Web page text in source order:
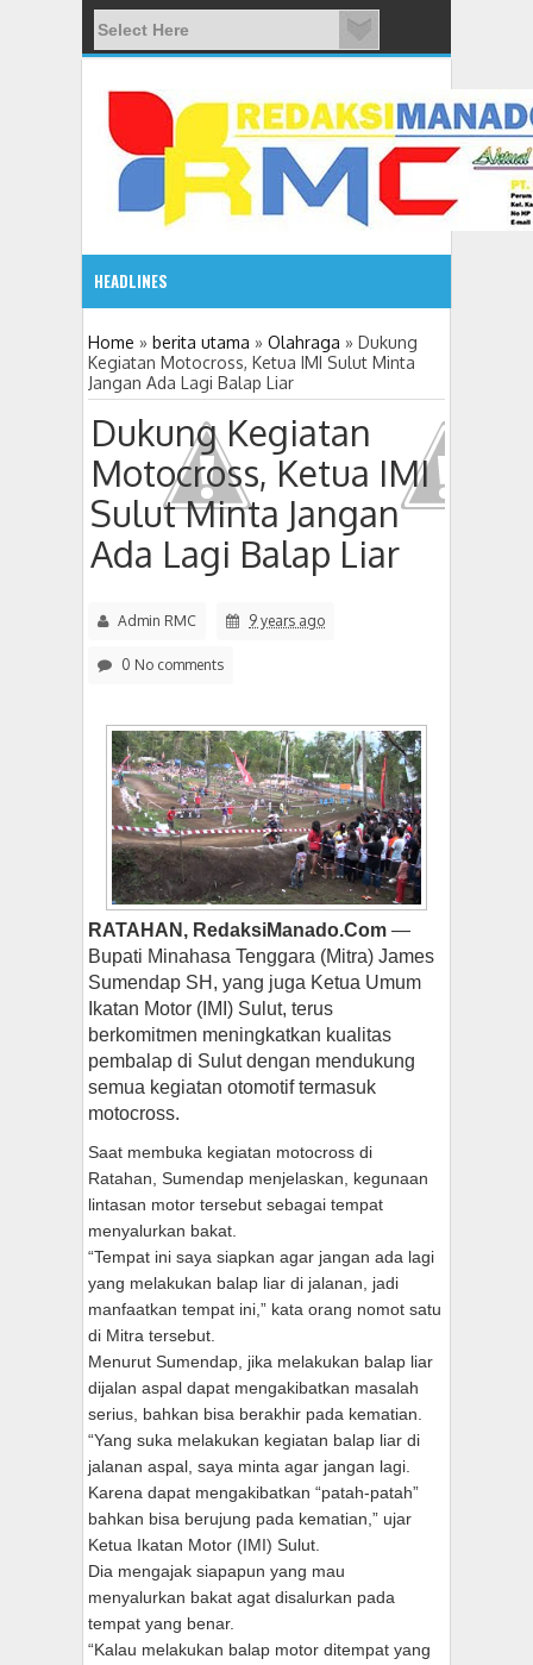
HEADLINES
08:03 AM
ADVETORIAL JONRU GANTIKAN MONO PIMPIN DPRD
Home » berita utama » Olahraga » Dukung
Kegiatan Motocross, Ketua IMI Sulut Minta
Jangan Ada Lagi Balap Liar
Dukung Kegiatan
Motocross, Ketua IMI
Sulut Minta Jangan
Ada Lagi Balap Liar
Admin RMC 9 years ago
0 No comments
RATAHAN, RedaksiManado.Com —
Bupati Minahasa Tenggara (Mitra) James
Sumendap SH, yang juga Ketua Umum
Ikatan Motor (IMI) Sulut, terus
berkomitmen meningkatkan kualitas
pembalap di Sulut dengan mendukung
semua kegiatan otomotif termasuk
motocross.
Saat membuka kegiatan motocross di
Ratahan, Sumendap menjelaskan, kegunaan
lintasan motor tersebut sebagai tempat
menyalurkan bakat.
“Tempat ini saya siapkan agar jangan ada lagi
yang melakukan balap liar di jalanan, jadi
manfaatkan tempat ini,” kata orang nomot satu
di Mitra tersebut.
Menurut Sumendap, jika melakukan balap liar
dijalan aspal dapat mengakibatkan masalah
serius, bahkan bisa berakhir pada kematian.
“Yang suka melakukan kegiatan balap liar di
jalanan aspal, saya minta agar jangan lagi.
Karena dapat mengakibatkan “patah-patah”
bahkan bisa berujung pada kematian,” ujar
Ketua Ikatan Motor (IMI) Sulut.
Dia mengajak siapapun yang mau
menyalurkan bakat agat disalurkan pada
tempat yang benar.
“Kalau melakukan balap motor ditempat yang